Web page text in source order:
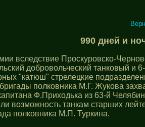
990 дней и
вследствие Проскуровско-
добровольческий танковый и
"катюш" стрелецкие
полковника М.Г. Жукова
Ф.Приходька из 63-й
возможность танкам старших
полковника М.П. Туркина.